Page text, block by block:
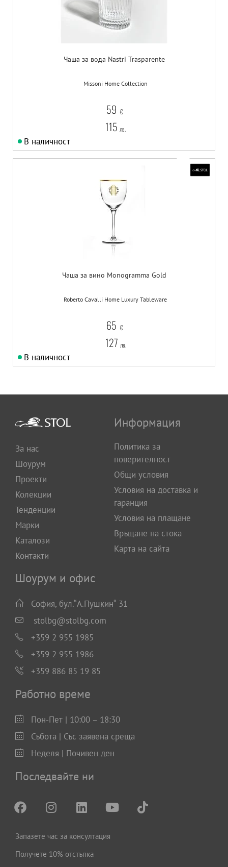
Чаша за вода Nastri Trasparente
Missoni Home Collection
59 €
115 лв.
В наличност
Чаша за вино Monogramma Gold
Roberto Cavalli Home Luxury Tableware
65 €
127 лв.
В наличност
За нас
Шоурум
Проекти
Колекции
Тенденции
Марки
Каталози
Контакти
Информация
Политика за
поверителност
Общи условия
Условия на доставка и
гаранция
Условия на плащане
Връщане на стока
Карта на сайта
Шоурум и офис
София, бул.“А.Пушкин“ 31
stolbg@stolbg.com
+359 2 955 1985
+359 2 955 1986
+359 886 85 19 85
Работно време
Пон-Пет | 10:00 – 18:30
Събота | Със заявена среща
Неделя | Почивен ден
Последвайте ни
Запазете час за консултация
Получете 10% отстъпка